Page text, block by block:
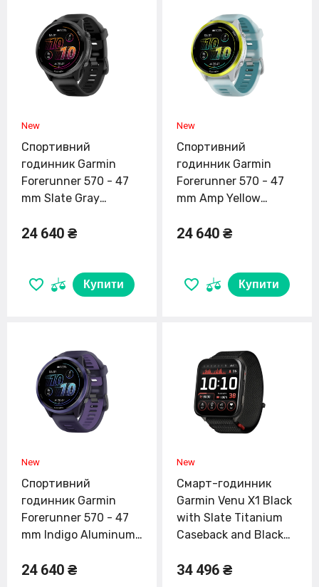
Спортивний
годинник Garmin
Forerunner 570 - 47
mm Slate Gray
Translucent
24 640 ₴
Купити
Спортивний
годинник Garmin
Forerunner 570 - 47
mm Amp Yellow
Translucent
24 640 ₴
Купити
Спортивний
годинник Garmin
Forerunner 570 - 47
mm Indigo Aluminum
Imperial Purple/Indigo
24 640 ₴
Смарт-годинник
Garmin Venu X1 Black
with Slate Titanium
Caseback and Black
Band (010-02980-02)
34 496 ₴